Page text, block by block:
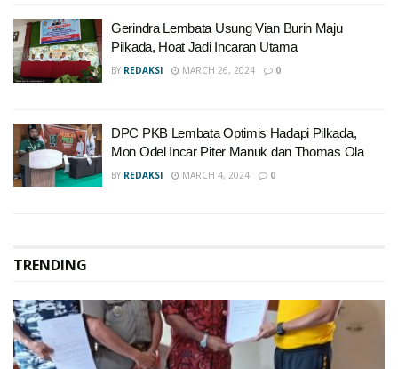
Gerindra Lembata Usung Vian Burin Maju
Pilkada, Hoat Jadi Incaran Utama
BY REDAKSI MARCH 26, 2024 0
DPC PKB Lembata Optimis Hadapi Pilkada,
Mon Odel Incar Piter Manuk dan Thomas Ola
BY REDAKSI MARCH 4, 2024 0
TRENDING